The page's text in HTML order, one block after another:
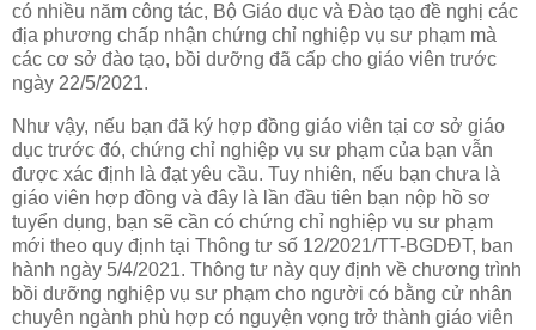
có nhiều năm công tác, Bộ Giáo dục và Đào tạo đề nghị các
địa phương chấp nhận chứng chỉ nghiệp vụ sư phạm mà
các cơ sở đào tạo, bồi dưỡng đã cấp cho giáo viên trước
ngày 22/5/2021.
Như vậy, nếu bạn đã ký hợp đồng giáo viên tại cơ sở giáo
dục trước đó, chứng chỉ nghiệp vụ sư phạm của bạn vẫn
được xác định là đạt yêu cầu. Tuy nhiên, nếu bạn chưa là
giáo viên hợp đồng và đây là lần đầu tiên bạn nộp hồ sơ
tuyển dụng, bạn sẽ cần có chứng chỉ nghiệp vụ sư phạm
mới theo quy định tại Thông tư số 12/2021/TT-BGDĐT, ban
hành ngày 5/4/2021. Thông tư này quy định về chương trình
bồi dưỡng nghiệp vụ sư phạm cho người có bằng cử nhân
chuyên ngành phù hợp có nguyện vọng trở thành giáo viên